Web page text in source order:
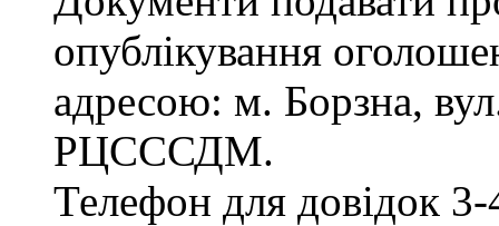
опублікування
адресою: м. Борзна,
РЦСССДМ.
Телефон для довідок